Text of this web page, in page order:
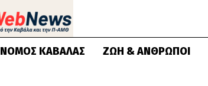
ΝΟΜΌΣ ΚΑΒΆΛΑΣ ΖΩΉ & ΆΝΘΡΩΠΟΙ